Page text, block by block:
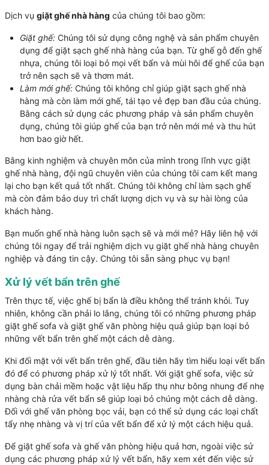
Dịch vụ giặt ghế nhà hàng của chúng tôi bao gồm:
Giặt ghế:Chúng tôi sử dụng công nghệ và sản phẩm chuyên
dụng để giặt sạch ghế nhà hàng của bạn. Từ ghế gỗ đến ghế
nhựa, chúng tôi loại bỏ mọi vết bẩn và mùi hôi để ghế của bạn
trở nên sạch sẽ và thơm mát.
Làm mới ghế:Chúng tôi không chỉ giúp giặt sạch ghế nhà
hàng mà còn làm mới ghế, tái tạo vẻ đẹp ban đầu của chúng.
Bằng cách sử dụng các phương pháp và sản phẩm chuyên
dụng, chúng tôi giúp ghế của bạn trở nên mới mẻ và thu hút
hơn bao giờ hết.
Bằng kinh nghiệm và chuyên môn của mình trong lĩnh vực giặt
ghế nhà hàng, đội ngũ chuyên viên của chúng tôi cam kết mang
lại cho bạn kết quả tốt nhất. Chúng tôi không chỉ làm sạch ghế
mà còn đảm bảo duy trì chất lượng dịch vụ và sự hài lòng của
khách hàng.
Bạn muốn ghế nhà hàng luôn sạch sẽ và mới mẻ? Hãy liên hệ với
chúng tôi ngay để trải nghiệm dịch vụ giặt ghế nhà hàng chuyên
nghiệp và đáng tin cậy. Chúng tôi sẵn sàng phục vụ bạn!
Xử lý vết bẩn trên ghế
Trên thực tế, việc ghế bị bẩn là điều không thể tránh khỏi. Tuy
nhiên, không cần phải lo lắng, chúng tôi có những phương pháp
giặt ghế sofa và giặt ghế văn phòng hiệu quả giúp bạn loại bỏ
những vết bẩn trên ghế một cách dễ dàng.
Khi đối mặt với vết bẩn trên ghế, đầu tiên hãy tìm hiểu loại vết bẩn
đó để có phương pháp xử lý tốt nhất. Với giặt ghế sofa, việc sử
dụng bàn chải mềm hoặc vật liệu hấp thụ như bông nhung để nhẹ
nhàng chà rửa vết bẩn sẽ giúp loại bỏ chúng một cách dễ dàng.
Đối với ghế văn phòng bọc vải, bạn có thể sử dụng các loại chất
tẩy nhẹ nhàng và vị trí của vết bẩn để xử lý một cách hiệu quả.
Để giặt ghế sofa và ghế văn phòng hiệu quả hơn, ngoài việc sử
dụng các phương pháp xử lý vết bẩn, hãy xem xét đến việc sử